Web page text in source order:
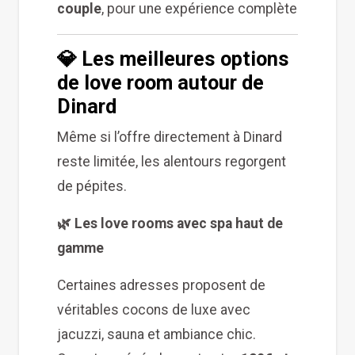
couple, pour une expérience complète
💎 Les meilleures options
de love room autour de
Dinard
Même si l’offre directement à Dinard
reste limitée, les alentours regorgent
de pépites.
🌿 Les love rooms avec spa haut de
gamme
Certaines adresses proposent de
véritables cocons de luxe avec
jacuzzi, sauna et ambiance chic.